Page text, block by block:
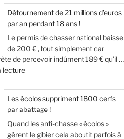
chasses
le
sanglier,
mais
le
connais
tu
? »
Détournement de 21 millions d’euros
par an pendant 18 ans !
Le permis de chasser national baisse
de 200 € , tout simplement car
de percevoir indûment 189 € qu’il …
lecturede
de
21
millions
d’euros
par
Les écolos suppriment 1800 cerfs
par abattage !
Quand les anti-chasse « écolos »
gèrent le gibier cela aboutit parfois à